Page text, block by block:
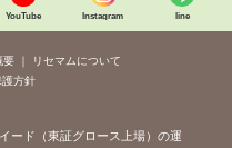
YouTube Instagram line
要
リセマムについて
方針
ード（東証グロース上場）の運